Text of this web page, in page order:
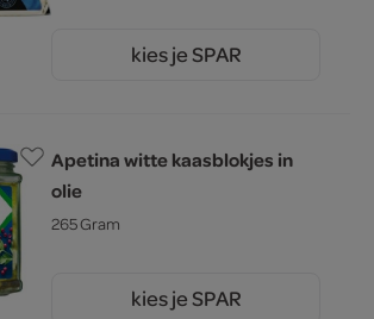
kies je SPAR
Apetina witte kaasblokjes in
olie
265 Gram
kies je SPAR